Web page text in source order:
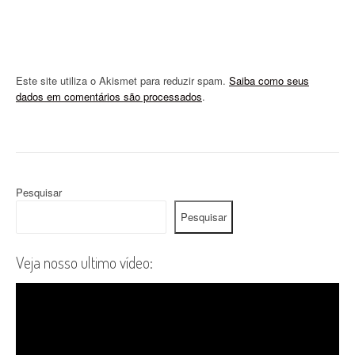
Este site utiliza o Akismet para reduzir spam. Saiba como seus
dados em comentários são processados.
Pesquisar
Pesquisar
Veja nosso ultimo vídeo: